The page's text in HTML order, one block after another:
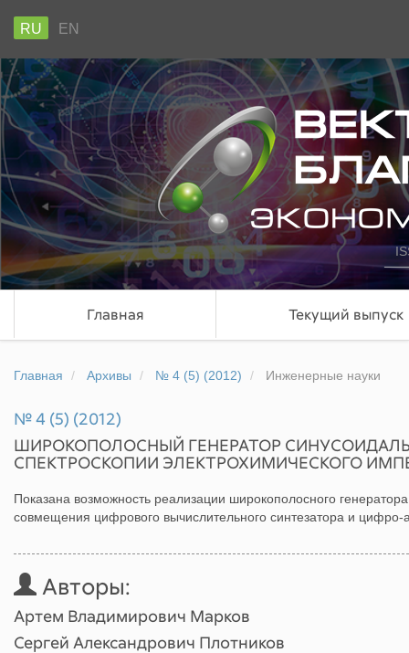
RU EN
Главная Текущий выпуск
Главная Архивы № 4 (5) (2012) Инженерные науки
№ 4 (5) (2012)
ШИРОКОПОЛОСНЫЙ ГЕНЕРАТОР
СПЕКТРОСКОПИИ ЭЛЕКТРОХИМИЧЕСКОГО
Показана возможность реализации широкополосного
совмещения цифрового вычислительного синтезатора и цифро-
Авторы:
Артем Владимирович Марков
Сергей Александрович Плотников